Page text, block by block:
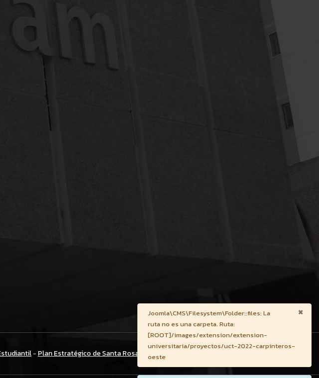
×
Advertencia
Joomla\CMS\Filesystem\Folder::files: La
ruta no es una carpeta. Ruta:
[ROOT]/images/extension/extension-
universitaria/proyectos/uct-2022-carpinteros-
oeste
-Plan Estratégico de Santa Rosa